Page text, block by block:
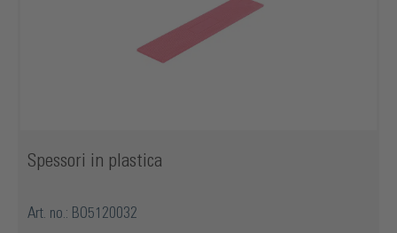
Spessori in plastica
Art. no.: BO5120032